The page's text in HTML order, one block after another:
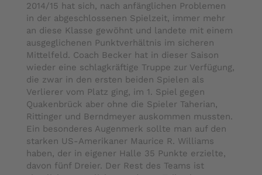
2014/15 hat sich, nach anfänglichen Problemen
in der abgeschlossenen Spielzeit, immer mehr
an diese Klasse gewöhnt und landete mit einem
ausgeglichenen Punktverhältnis im sicheren
Mittelfeld. Coach Becker hat in dieser Saison
wieder eine schlagkräftige Truppe zur Verfügung,
die zwar in den ersten beiden Spielen als
Verlierer vom Platz ging, im 1. Spiel gegen
Quakenbrück aber ohne die Spieler Taherian,
Rittinger und Berndmeyer auskommen mussten.
Ein besonderes Augenmerk sollte man auf den
starken US-Amerikaner Maurice R. Williams
haben, der in eigener Halle 35 Punkte erzielte,
davon fünf Dreier. Der Rest des Teams ist